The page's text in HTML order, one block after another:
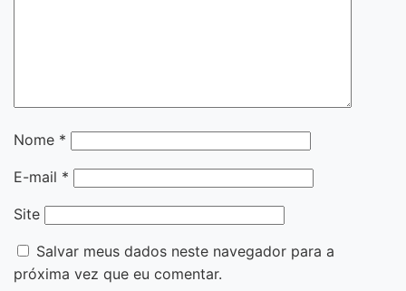
Nome *
E-mail *
Site
Salvar meus dados neste navegador para a
próxima vez que eu comentar.